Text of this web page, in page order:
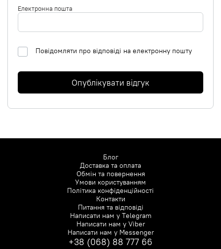
Електронна пошта
Повідомляти про відповіді на електронну пошту
Опублікувати відгук
Блог
Доставка та оплата
Обмін та повернення
Умови користуванням
Політика конфіденційності
Контакти
Питання та відповіді
Написати нам уTelegram
Написати нам уViber
Написати нам уMessenger
+38 (068) 88 777 66